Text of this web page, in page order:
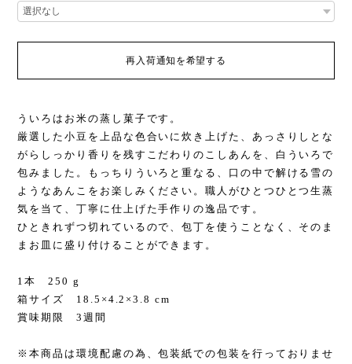
再入荷通知を希望する
ういろはお米の蒸し菓子です。
厳選した小豆を上品な色合いに炊き上げた、あっさりしとな
がらしっかり香りを残すこだわりのこしあんを、白ういろで
包みました。もっちりういろと重なる、口の中で解ける雪の
ようなあんこをお楽しみください。職人がひとつひとつ生蒸
気を当て、丁寧に仕上げた手作りの逸品です。
ひときれずつ切れているので、包丁を使うことなく、そのま
まお皿に盛り付けることができます。
1本 250 g
箱サイズ 18.5×4.2×3.8 cm
賞味期限 3週間
※本商品は環境配慮の為、包装紙での包装を行っておりませ